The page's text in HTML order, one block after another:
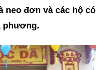
neo đơn và các hộ có
phương.